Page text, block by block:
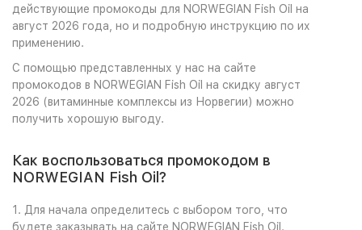
действующие промокоды для NORWEGIAN Fish Oil на
август 2026 года, но и подробную инструкцию по их
применению.
С помощью представленных у нас на сайте
промокодов в NORWEGIAN Fish Oil на скидку август
2026 (витаминные комплексы из Норвегии) можно
получить хорошую выгоду.
Как воспользоваться промокодом в
NORWEGIAN Fish Oil?
1. Для начала определитесь с выбором того, что
будете заказывать на сайте NORWEGIAN Fish Oil.